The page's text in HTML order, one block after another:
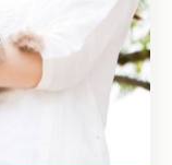
握した上で、複
ことも賢い節約
徹底解説